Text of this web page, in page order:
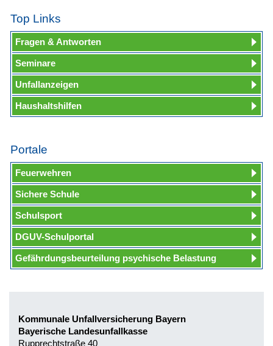
Top Links
Fragen & Antworten
Seminare
Unfallanzeigen
Haushaltshilfen
Portale
Feuerwehren
Sichere Schule
Schulsport
DGUV-Schulportal
Gefährdungsbeurteilung psychische Belastung
Kommunale Unfallversicherung Bayern
Bayerische Landesunfallkasse
Rupprechtstraße 40